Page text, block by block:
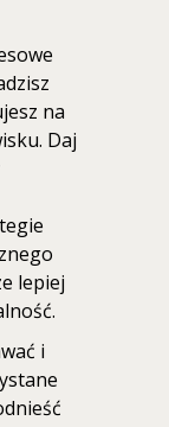
na
Daj
lepiej
i